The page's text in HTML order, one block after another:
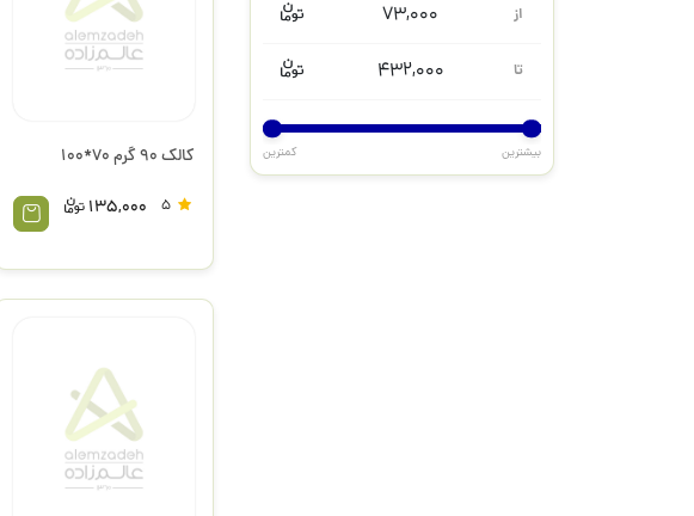
از 73,000
تا 432,000
بیشترین کمترین کالک 90 گرم 70*100
135,000